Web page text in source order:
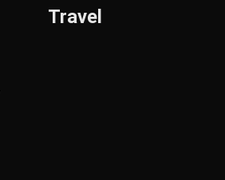
Travel